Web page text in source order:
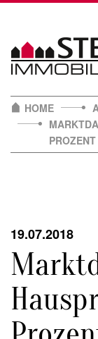
content
HOME
19.07.2018